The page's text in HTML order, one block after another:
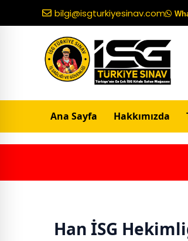
bilgi@isgturkiyesinav.com
Ana Sayfa Hakkımızda
Han İSG